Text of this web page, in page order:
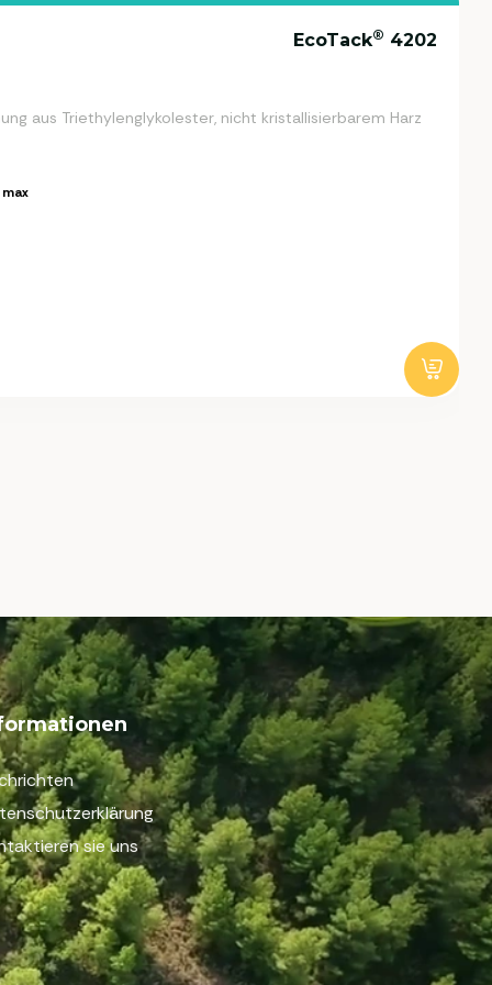
EcoTack® 4202
aus Triethylenglykolester, nicht kristallisierbarem Harz
max
sie uns